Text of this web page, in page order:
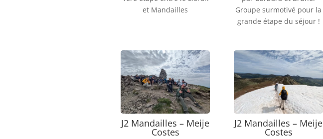
et Mandailles
Groupe surmotivé pour la
grande étape du séjour !
J2 Mandailles – Meije
Costes
J2 Mandailles – Meije
Costes